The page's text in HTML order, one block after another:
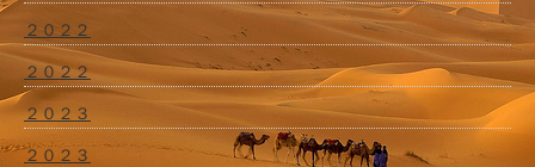
２０２２
２０２２
２０２３
２０２３